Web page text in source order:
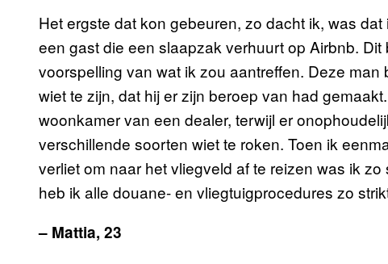
Het ergste dat kon gebeuren, zo dacht ik, was
een gast die een slaapzak verhuurt op Airbnb.
voorspelling van wat ik zou aantreffen. Deze
wiet te zijn, dat hij er zijn beroep van had
woonkamer van een dealer, terwijl er
verschillende soorten wiet te roken. Toen ik
verliet om naar het vliegveld af te reizen was ik
heb ik alle douane- en vliegtuigprocedures zo
– Mattia, 23